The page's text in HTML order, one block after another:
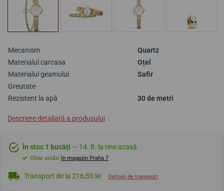
Mecanism
Quartz
Materialul carcasa
Oțel
Materialul geamului
Safir
Greutate
Rezistent la apă
30 de metri
Descriere detaliată a produsului ↓
În stoc 1 bucăți — 14. 8. la tine acasă
Chiar astăzi în magazin Praha 7
Transport de la 216,50 lei Opțiuni de transport